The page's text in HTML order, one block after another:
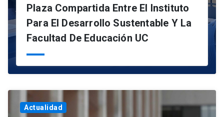
Plaza Compartida Entre El Instituto
Para El Desarrollo Sustentable Y La
Facultad De Educación UC
Actualidad